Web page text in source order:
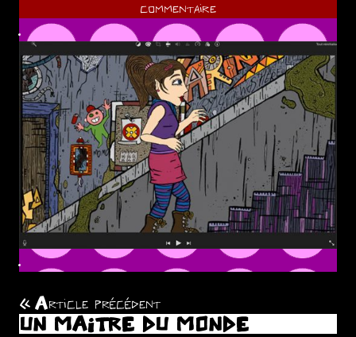
commentaire
.
.
Navigation
Article précédent
UN MAITRE DU MONDE